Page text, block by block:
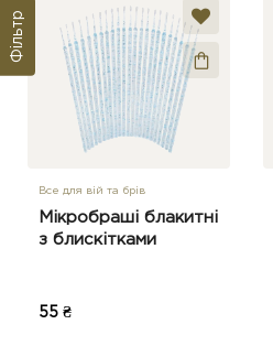
Фільтр
Все для вій та брів
Мікробраші блакитні
з блискітками
55 ₴